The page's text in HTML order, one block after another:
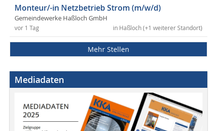
Monteur/-in Netzbetrieb Strom (m/w/d)
Gemeindewerke Haßloch GmbH
in Haßloch (+1 weiterer Standort)
vor 1 Tag
Mehr Stellen
Mediadaten